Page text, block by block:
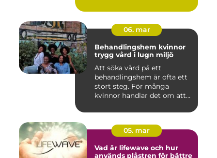
06. mar
Behandlingshem kvinnor
trygg vård i lugn miljö
Att söka vård på ett
behandlingshem är ofta ett
stort steg. För många
kvinnor handlar det om att
05. mar
Vad är lifewave och hur
används plåstren för bättre